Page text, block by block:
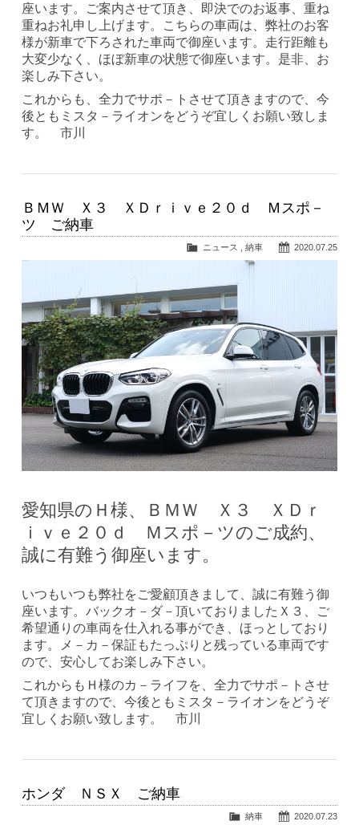
座います。ご案内させて頂き、即決でのお返事、重ね
重ねお礼申し上げます。こちらの車両は、弊社のお客
様が新車で下ろされた車両で御座います。走行距離も
大変少なく、ほぼ新車の状態で御座います。是非、お
楽しみ下さい。
これからも、全力でサポ－トさせて頂きますので、今
後ともミスタ－ライオンをどうぞ宜しくお願い致しま
す。 市川
ＢＭＷ Ｘ３ ＸＤｒｉｖｅ２０ｄ Ｍスポ－
ツ ご納車
2020.07.25
ニュース ,納車
愛知県のＨ様、ＢＭＷ Ｘ３ ＸＤｒ
ｉｖｅ２０ｄ Ｍスポ－ツのご成約、
誠に有難う御座います。
いつもいつも弊社をご愛顧頂きまして、誠に有難う御
座います。バックオ－ダ－頂いておりましたＸ３、ご
希望通りの車両を仕入れる事ができ、ほっとしており
ます。メ－カ－保証もたっぷりと残っている車両です
ので、安心してお楽しみ下さい。
これからもＨ様のカ－ライフを、全力でサポ－トさせ
て頂きますので、今後ともミスタ－ライオンをどうぞ
宜しくお願い致します。 市川
ホンダ ＮＳＸ ご納車
2020.07.23
納車